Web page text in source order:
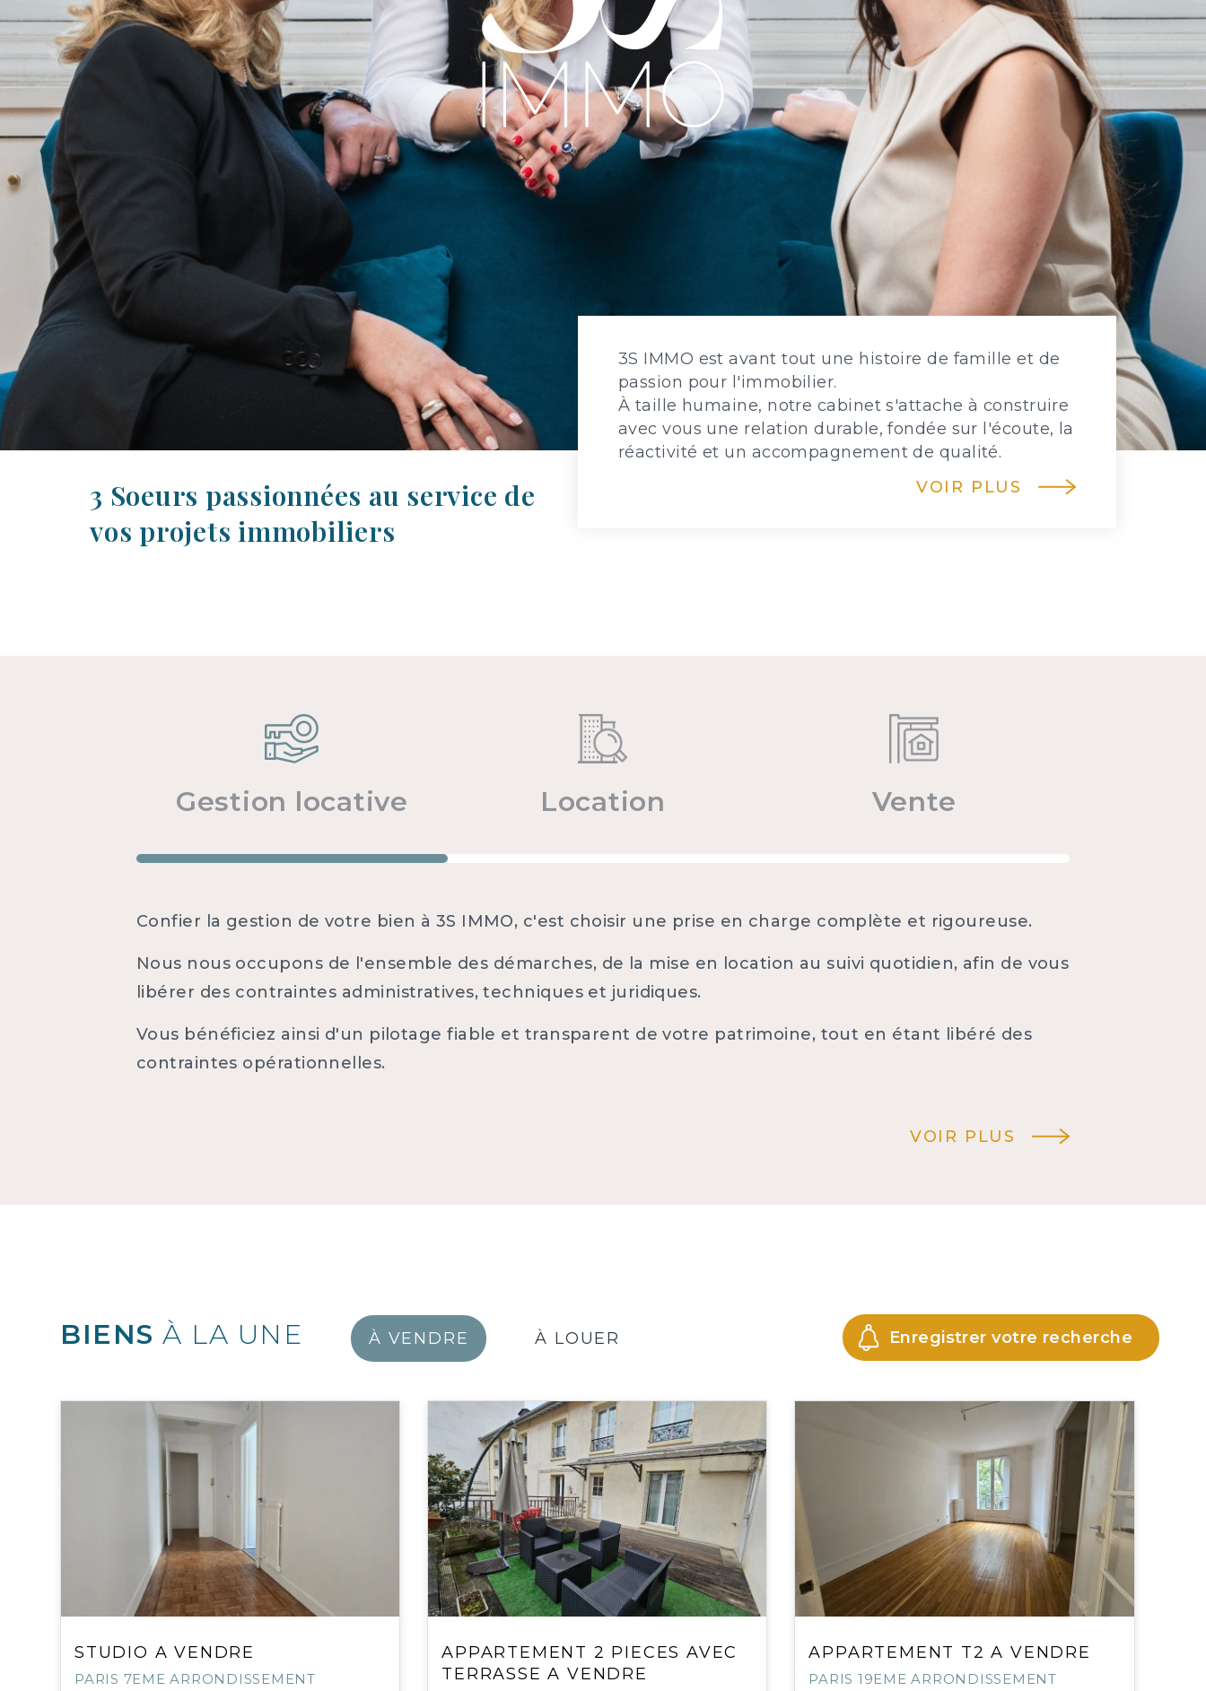
3S IMMO est avant tout une histoire de famille et de
passion pour l'immobilier.
À taille humaine, notre cabinet s'attache à construire
avec vous une relation durable, fondée sur l'écoute, la
réactivité et un accompagnement de qualité.
VOIR PLUS
3 Soeurs passionnées au service de
vos projets immobiliers
Gestion locative Location Vente
Confier la gestion de votre bien à 3S IMMO, c'est choisir une prise en charge complète et rigoureuse.
Nous nous occupons de l'ensemble des démarches, de la mise en location au suivi quotidien, afin de vous
libérer des contraintes administratives, techniques et juridiques.
Vous bénéficiez ainsi d'un pilotage fiable et transparent de votre patrimoine, tout en étant libéré des
contraintes opérationnelles.
VOIR PLUS
BIENS À LA UNE À VENDRE À LOUER Enregistrer votre recherche
STUDIO A VENDRE
PARIS 7EME ARRONDISSEMENT
APPARTEMENT 2 PIECES AVEC
TERRASSE A VENDRE
APPARTEMENT T2 A VENDRE
PARIS 19EME ARRONDISSEMENT